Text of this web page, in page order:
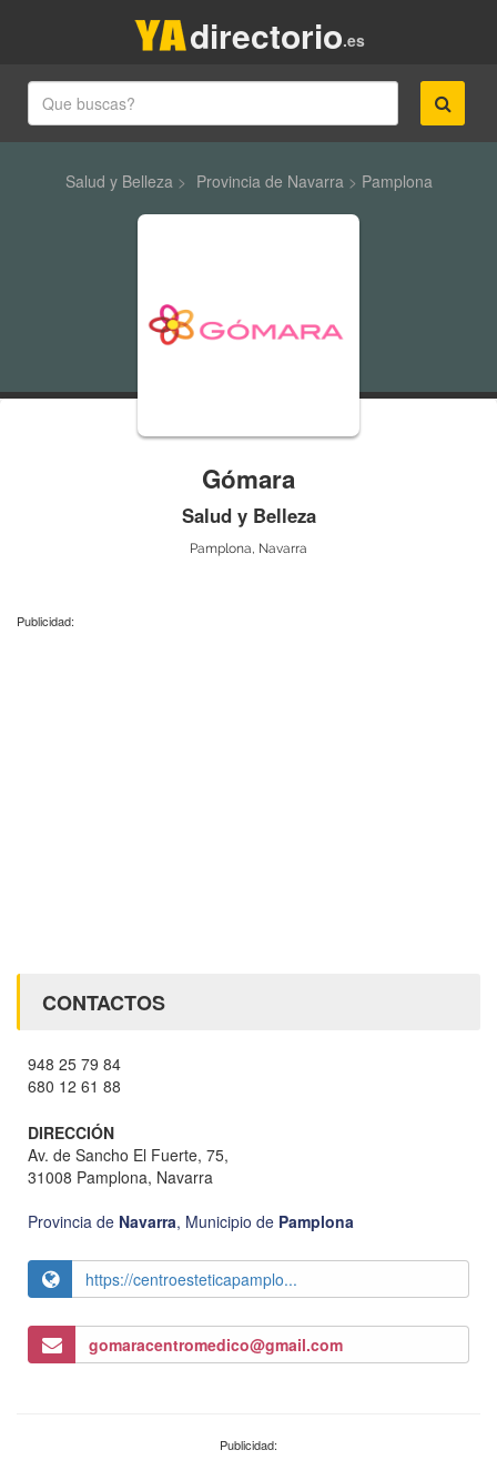
.es
directorio
Salud y Belleza> Provincia de Navarra> Pamplona
Gómara
Salud y Belleza
Pamplona, Navarra
Publicidad:
CONTACTOS
948 25 79 84
680 12 61 88
DIRECCIÓN
Av. de Sancho El Fuerte, 75,
31008 Pamplona, Navarra
Provincia de Navarra, Municipio de Pamplona
https://centroesteticapamplo...
gomaracentromedico@gmail.com
Publicidad: